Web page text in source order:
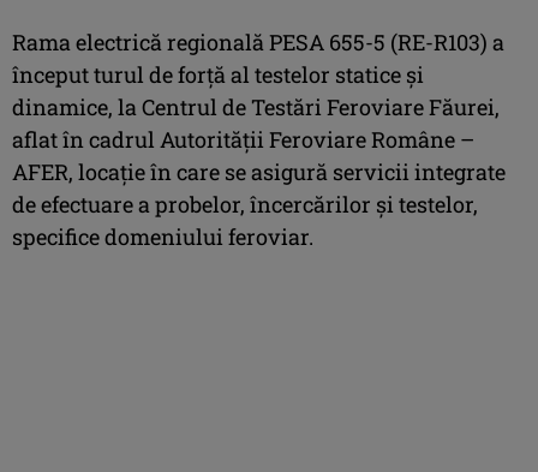
Rama electrică regională PESA 655-5 (RE-R103) a
început turul de forță al testelor statice și
dinamice, la Centrul de Testări Feroviare Făurei,
aflat în cadrul Autorității Feroviare Române –
AFER, locație în care se asigură servicii integrate
de efectuare a probelor, încercărilor și testelor,
specifice domeniului feroviar.